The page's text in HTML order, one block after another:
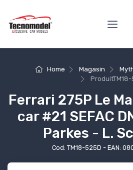
Home Magasin
Produit
Ferrari 275P Le
car #21 SEFAC
Parkes - L.
Cod: TM18-525D - EAN: